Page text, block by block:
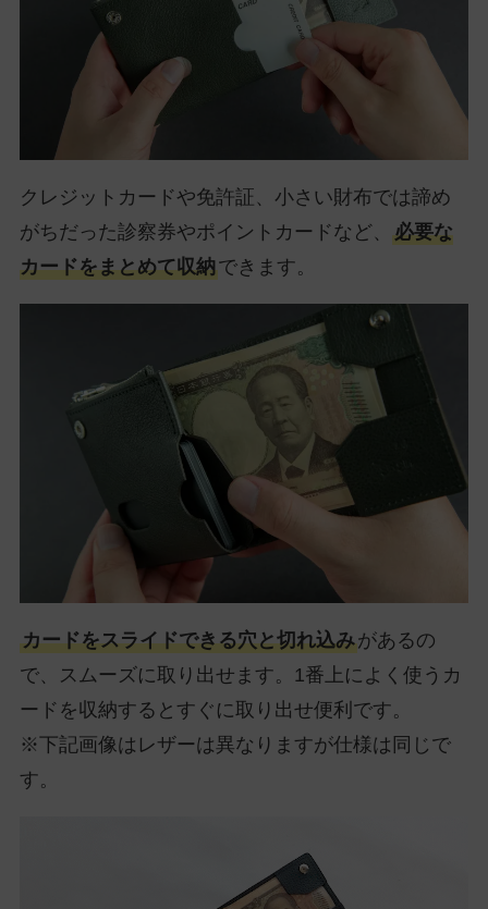
クレジットカードや免許証、小さい財布では諦め
がちだった診察券やポイントカードなど、 必要な
カードをまとめて収納できます。
カードをスライドできる穴と切れ込みがあるの
で、スムーズに取り出せます。1番上によく使うカ
ードを収納するとすぐに取り出せ便利です。
※下記画像はレザーは異なりますが仕様は同じで
す。